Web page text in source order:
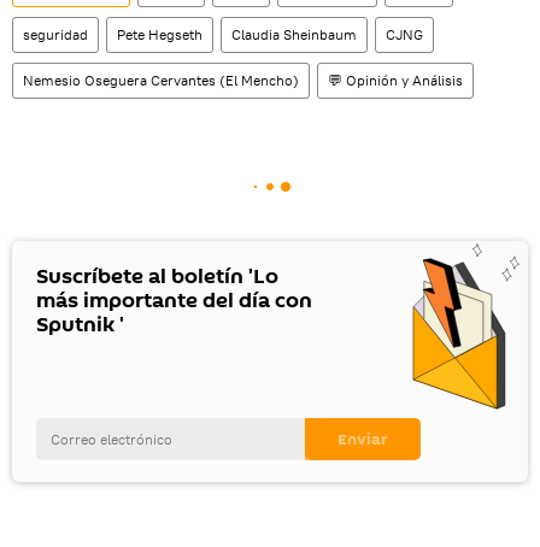
seguridad Pete Hegseth Claudia Sheinbaum CJNG
Nemesio Oseguera Cervantes (El Mencho) 💬 Opinión y Análisis
Suscríbete al boletín 'Lo
más importante del día con
Sputnik '